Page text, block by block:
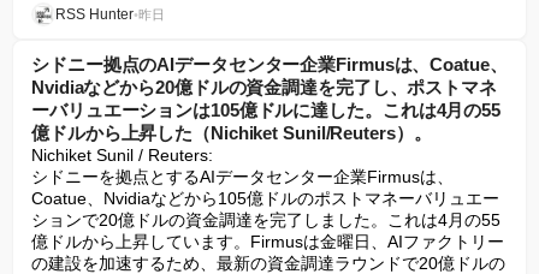
RSS Hunter•昨日
シドニー拠点のAIデータセンター企業Firmusは、Coatue、
Nvidiaなどから20億ドルの資金調達を完了し、ポストマネ
ーバリュエーションは105億ドルに達した。これは4月の55
億ドルから上昇した（Nichiket Sunil/Reuters）。
Nichiket Sunil / Reuters:
シドニーを拠点とするAIデータセンター企業Firmusは、
Coatue、Nvidiaなどから105億ドルのポストマネーバリュエー
ションで20億ドルの資金調達を完了しました。これは4月の55
億ドルから上昇しています。Firmusは金曜日、AIファクトリー
の建設を加速するため、最新の資金調達ラウンドで20億ドルの